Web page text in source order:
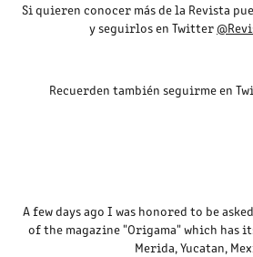
Si quieren conocer más de la Revista
y seguirlos en Twitter
Recuerden también seguirme en
A few days ago I was honored to be
of the magazine "Origama" which has
Merida, Yucatan,